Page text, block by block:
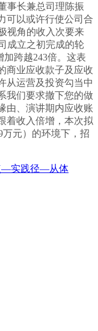
事长兼总司理陈振
可以或许行使公司合
视角的收入次要来
成立之初完成的轮
加跨越243倍。这表
商业应收款子及应收
从运营及投资勾当中
我们要求撤下您的做
由、演讲期内应收账
着收入倍增，本次拟
万元）的环境下，招
—实践径—从体